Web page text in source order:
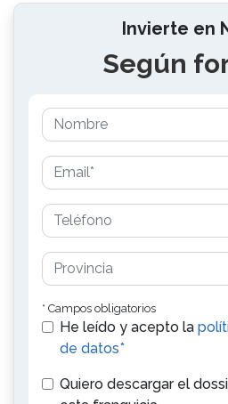
Invierte en
Según
* Campos obligatorios
He leído y acepto la
de datos*
Quiero descargar el